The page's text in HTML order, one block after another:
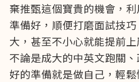
棄推甄這個寶貴的機會，
準備好，順便打磨面試技
大，甚至不小心就能提前上
不論是成大的中英文跑關
好的準備就是做自己，輕